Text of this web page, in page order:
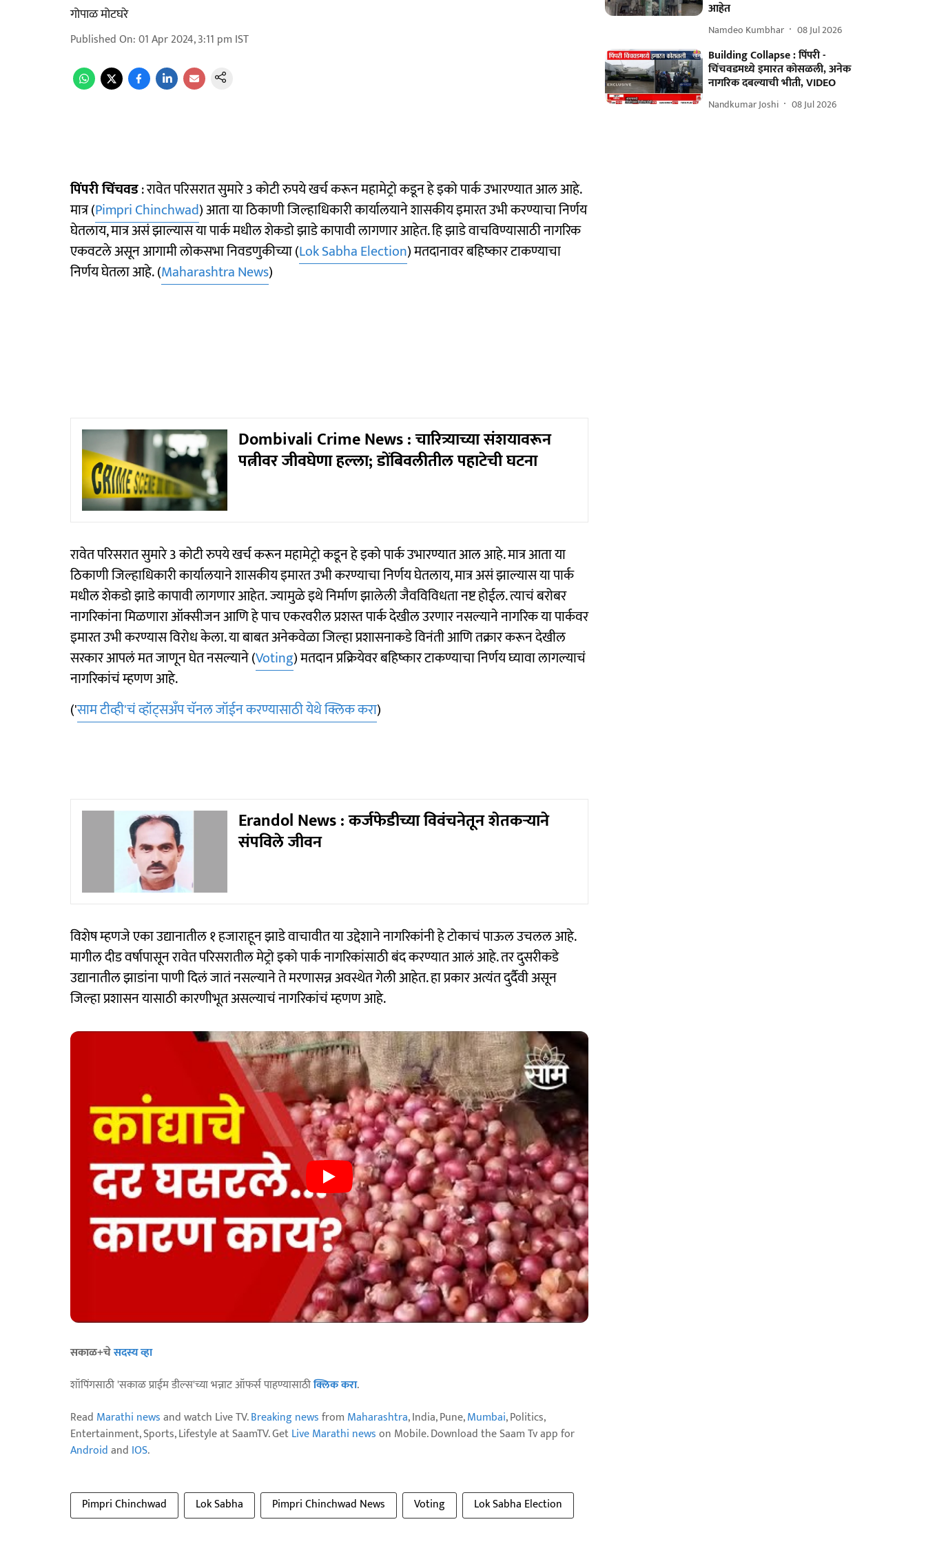
गोपाळ मोटघरे
Published On:01 Apr 2024, 3:11 pm IST
पिंपरी चिंचवड: रावेत परिसरात सुमारे 3 कोटी रुपये खर्च करून महामेट्रो कडून हे इको पार्क उभारण्यात आल आहे.
मात्र (Pimpri Chinchwad) आता या ठिकाणी जिल्हाधिकारी कार्यालयाने शासकीय इमारत उभी करण्याचा निर्णय
घेतलाय, मात्र असं झाल्यास या पार्क मधील शेकडो झाडे कापावी लागणार आहेत. हि झाडे वाचविण्यासाठी नागरिक
एकवटले असून आगामी लोकसभा निवडणुकीच्या (Lok Sabha Election) मतदानावर बहिष्कार टाकण्याचा
निर्णय घेतला आहे. (Maharashtra News)
Dombivali Crime News : चारित्र्याच्या संशयावरून
पत्नीवर जीवघेणा हल्ला; डोंबिवलीतील पहाटेची घटना
रावेत परिसरात सुमारे 3 कोटी रुपये खर्च करून महामेट्रो कडून हे इको पार्क उभारण्यात आल आहे. मात्र आता या
ठिकाणी जिल्हाधिकारी कार्यालयाने शासकीय इमारत उभी करण्याचा निर्णय घेतलाय, मात्र असं झाल्यास या पार्क
मधील शेकडो झाडे कापावी लागणार आहेत. ज्यामुळे इथे निर्माण झालेली जैवविविधता नष्ट होईल. त्याचं बरोबर
नागरिकांना मिळणारा ऑक्सीजन आणि हे पाच एकरवरील प्रशस्त पार्क देखील उरणार नसल्याने नागरिक या पार्कवर
इमारत उभी करण्यास विरोध केला. या बाबत अनेकवेळा जिल्हा प्रशासनाकडे विनंती आणि तक्रार करून देखील
सरकार आपलं मत जाणून घेत नसल्याने (Voting) मतदान प्रक्रियेवर बहिष्कार टाकण्याचा निर्णय घ्यावा लागल्याचं
नागरिकांचं म्हणण आहे.
('साम टीव्ही'चं व्हॉट्सअँप चॅनल जॉईन करण्यासाठी येथे क्लिक करा)
Erandol News : कर्जफेडीच्या विवंचनेतून शेतकऱ्याने
संपविले जीवन
विशेष म्हणजे एका उद्यानातील १ हजाराहून झाडे वाचावीत या उद्देशाने नागरिकांनी हे टोकाचं पाऊल उचलल आहे.
मागील दीड वर्षापासून रावेत परिसरातील मेट्रो इको पार्क नागरिकांसाठी बंद करण्यात आलं आहे. तर दुसरीकडे
उद्यानातील झाडांना पाणी दिलं जातं नसल्याने ते मरणासन्न अवस्थेत गेली आहेत. हा प्रकार अत्यंत दुर्दैवी असून
जिल्हा प्रशासन यासाठी कारणीभूत असल्याचं नागरिकांचं म्हणण आहे.
सकाळ+चेसदस्य व्हा
शॉपिंगसाठी 'सकाळ प्राईम डील्स'च्या भन्नाट ऑफर्स पाहण्यासाठीक्लिक करा.
Read Marathi newsand watch Live TV.Breaking newsfrom Maharashtra, India, Pune,Mumbai, Politics,
Entertainment, Sports, Lifestyle at SaamTV. GetLive Marathi newson Mobile. Download the Saam Tv app for
Androidand IOS.
Pimpri Chinchwad Lok Sabha Pimpri Chinchwad News Voting Lok Sabha Election
आहेत
Namdeo Kumbhar 08 Jul 2026
Building Collapse : पिंपरी -
चिंचवडमध्ये इमारत कोसळली, अनेक
नागरिक दबल्याची भीती, VIDEO
Nandkumar Joshi 08 Jul 2026